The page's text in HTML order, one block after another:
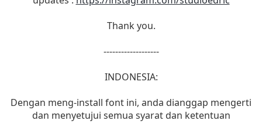
Thank you.
-------------------
INDONESIA:
Dengan meng-install font ini, anda dianggap mengerti
dan menyetujui semua syarat dan ketentuan